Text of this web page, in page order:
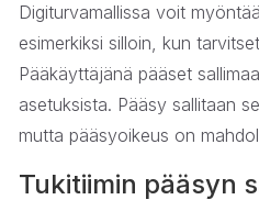
Digiturvamallissa voit
esimerkiksi silloin, kun
Pääkäyttäjänä pääset
asetuksista. Pääsy sallitaan
mutta pääsyoikeus on
Tukitiimin pääsyn